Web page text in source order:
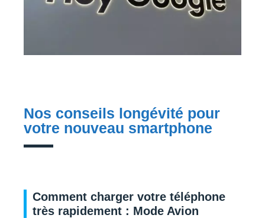
Nos conseils longévité pour
votre nouveau smartphone
Comment charger votre téléphone
très rapidement : Mode Avion